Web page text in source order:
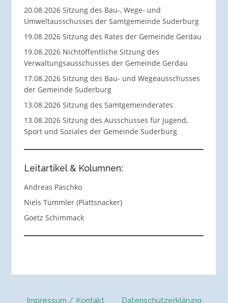
20.08.2026 Sitzung des Bau-, Wege- und
Umweltausschusses der Samtgemeinde Suderburg
19.08.2026 Sitzung des Rates der Gemeinde Gerdau
19.08.2026 Nichtöffentliche Sitzung des
Verwaltungsausschusses der Gemeinde Gerdau
17.08.2026 Sitzung des Bau- und Wegeausschusses
der Gemeinde Suderburg
13.08.2026 Sitzung des Samtgemeinderates
13.08.2026 Sitzung des Ausschusses für Jugend,
Sport und Soziales der Gemeinde Suderburg
Leitartikel & Kolumnen:
Andreas Paschko
Niels Tümmler (Plattsnacker)
Goetz Schimmack
Impressum / Kontakt Datenschutzerklärung